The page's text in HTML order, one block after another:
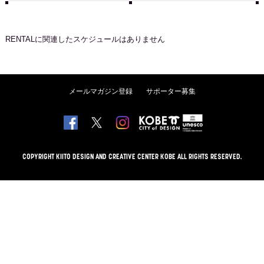
RENTAL に関連したスケジュールはありません
メールマガジン登録 サポーター募集
COPYRIGHT KIITO DESIGN AND CREATIVE CENTER KOBE ALL RIGHTS RESERVED.